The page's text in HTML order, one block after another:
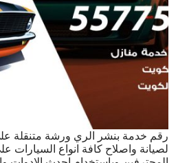
رقم خدمة بنشر الري ورشة متنقلة
لصيانة واصلاح كافة انواع السيارات